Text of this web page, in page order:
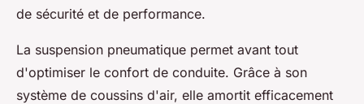
de sécurité et de performance.
La suspension pneumatique permet avant tout
d'optimiser le confort de conduite. Grâce à son
système de coussins d'air, elle amortit efficacement